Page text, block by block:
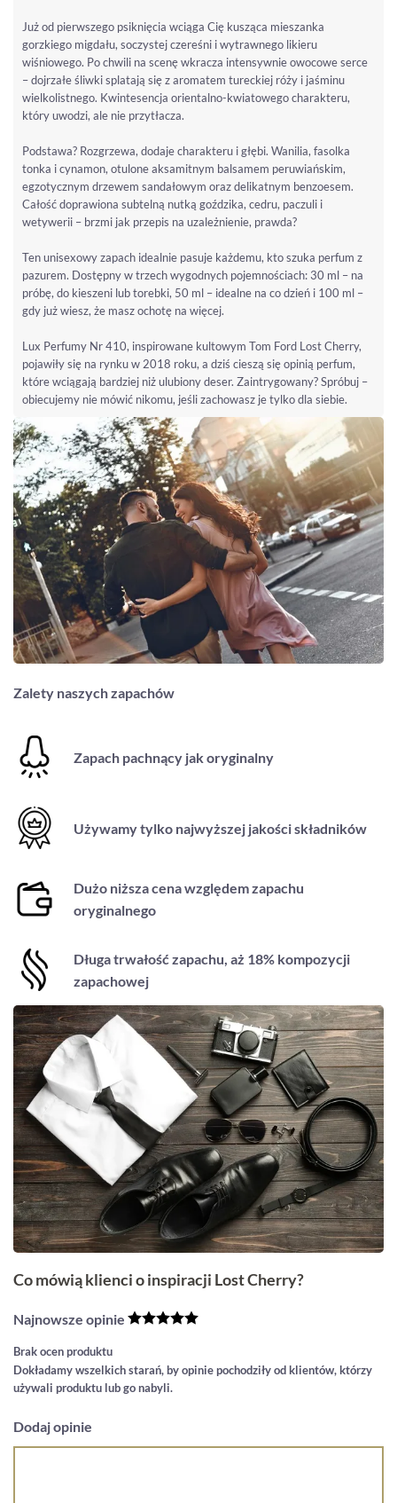
Już od pierwszego psiknięcia wciąga Cię kusząca mieszanka
gorzkiego migdału, soczystej czereśni i wytrawnego likieru
wiśniowego. Po chwili na scenę wkracza intensywnie owocowe serce
– dojrzałe śliwki splatają się z aromatem tureckiej róży i jaśminu
wielkolistnego. Kwintesencja orientalno-kwiatowego charakteru,
który uwodzi, ale nie przytłacza.
Podstawa? Rozgrzewa, dodaje charakteru i głębi. Wanilia, fasolka
tonka i cynamon, otulone aksamitnym balsamem peruwiańskim,
egzotycznym drzewem sandałowym oraz delikatnym benzoesem.
Całość doprawiona subtelną nutką goździka, cedru, paczuli i
wetywerii – brzmi jak przepis na uzależnienie, prawda?
Ten unisexowy zapach idealnie pasuje każdemu, kto szuka perfum z
pazurem. Dostępny w trzech wygodnych pojemnościach: 30 ml – na
próbę, do kieszeni lub torebki, 50 ml – idealne na co dzień i 100 ml –
gdy już wiesz, że masz ochotę na więcej.
Lux Perfumy Nr 410, inspirowane kultowym Tom Ford Lost Cherry,
pojawiły się na rynku w 2018 roku, a dziś cieszą się opinią perfum,
które wciągają bardziej niż ulubiony deser. Zaintrygowany? Spróbuj –
obiecujemy nie mówić nikomu, jeśli zachowasz je tylko dla siebie.
Zalety naszych zapachów
Zapach pachnący jak oryginalny
Używamy tylko najwyższej jakości składników
Dużo niższa cena względem zapachu
oryginalnego
Długa trwałość zapachu, aż 18% kompozycji
zapachowej
Co mówią klienci o inspiracji Lost Cherry?
Najnowsze opinie
Brak ocen produktu
Dokładamy wszelkich starań, by opinie pochodziły od klientów, którzy
używali produktu lub go nabyli.
Dodaj opinie